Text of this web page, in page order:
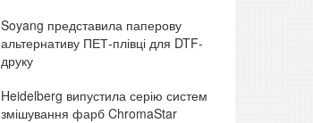
Soyang представила паперову
альтернативу ПЕТ-плівці для DTF-
друку
Heidelberg випустила серію систем
змішування фарб ChromaStar